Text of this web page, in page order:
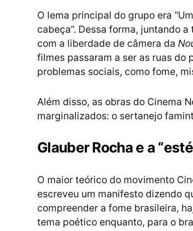
O lema principal do grupo era
cabeça”. Dessa forma, juntando
com a liberdade de câmera da
filmes passaram a ser as ruas do
problemas sociais, como fome,
Além disso, as obras do Cinema
marginalizados: o sertanejo
Glauber Rocha e a
O maior teórico do movimento
escreveu um manifesto dizendo
compreender a fome brasileira,
tema poético enquanto, para o